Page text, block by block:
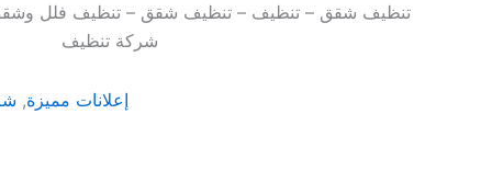
تنظيف شقق – تنظيف – تنظيف شقق – تنظيف فلل
شركة تنظيف
إعلانات مميزة,